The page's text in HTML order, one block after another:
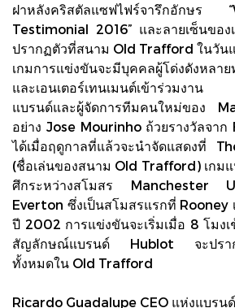
ฝาหลังคริสตัลแซฟไฟร์จารึกอักษร
Testimonial 2016” และลายเซ็นของ
ปรากฏตัวที่สนาม Old Trafford ในวัน
เกมการแข่งขันจะมีบุคคลผู้โด่งดังหลา
และเอนเตอร์เทนเมนต์เข้าร่วมงา
แบรนด์และผู้จัดการทีมคนใหม่ของ
อย่าง Jose Mourinho ถ้วยรางวัลจา
ได้เมื่อฤดูกาลที่แล้วจะนำจัดแสดงที่
(ชื่อเล่นของสนาม Old Trafford) เกมแ
ศึกระหว่างสโมสร Manchester
Everton ซึ่งเป็นสโมสรแรกที่ Rooney
ปี 2002 การแข่งขันจะเริ่มเมื่อ 8 โมง
สัญลักษณ์แบรนด์ Hublot จะปราก
ทั้งหมดใน Old Trafford
Ricardo Guadalupe CEO แห่งแบรน